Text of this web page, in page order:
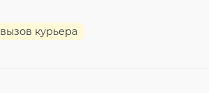
вызов курьера